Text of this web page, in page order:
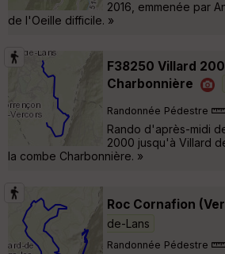
2016, emmenée par
de l'Oeille difficile. »
F38250 Villard
Charbonnière
Randonnée Pédestre
Rando d'après-midi
2000 jusqu'à Villard
la combe Charbonnière. »
Roc Cornafion
de-Lans
Randonnée Pédestre